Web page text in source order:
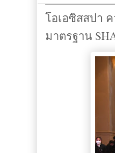
โอเอซิสสปา ค
มาตรฐาน